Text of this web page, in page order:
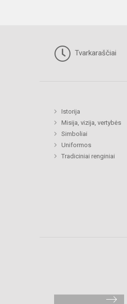
Tvarkaraščiai
Istorija
Misija, vizija, vertybės
Simboliai
Uniformos
Tradiciniai renginiai